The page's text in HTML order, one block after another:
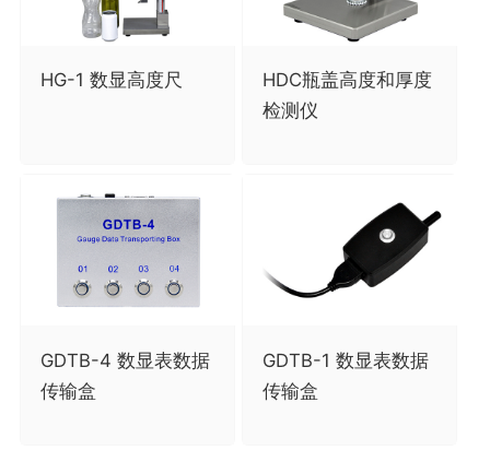
HG-1 数显高度尺
HDC瓶盖高度和厚度
检测仪
GDTB-4 数显表数据
传输盒
GDTB-1 数显表数据
传输盒